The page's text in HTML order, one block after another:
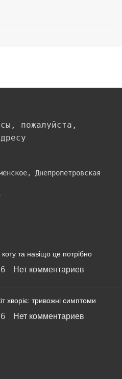
пожалуйста,
Днепропетровская
та навіщо це потрібно
Нет комментариев
хворіє: тривожні симптоми
Нет комментариев